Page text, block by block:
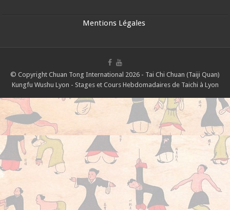
Mentions Légales
© Copyright Chuan Tong International 2026 - Tai Chi Chuan (Taiji Quan)
Kungfu Wushu Lyon - Stages et Cours Hebdomadaires de Taichi à Lyon